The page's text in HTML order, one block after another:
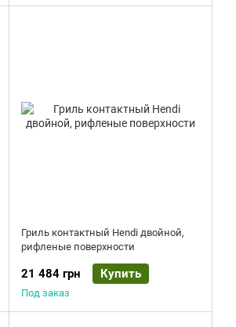
Гриль контактный Hendi двойной,
рифленые поверхности
21 484 грн Купить
Под заказ